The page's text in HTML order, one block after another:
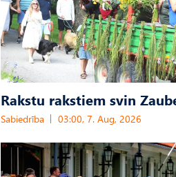
Rakstu rakstiem svin
Sabiedrība 03:00, 7. Aug, 2026